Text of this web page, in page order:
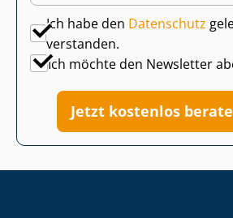
Ich habe den Datenschutz
verstanden.
Ich möchte den Newsletter
Jetzt kostenlos